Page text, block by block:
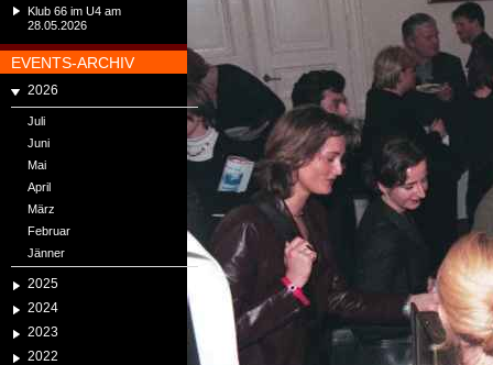
Klub 66 im U4 am
28.05.2026
EVENTS-ARCHIV
2026
Juli
Juni
Mai
April
März
Februar
Jänner
2025
2024
2023
2022